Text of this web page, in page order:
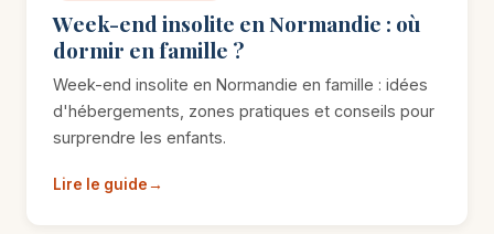
Week-end insolite en Normandie : où
dormir en famille ?
Week-end insolite en Normandie en famille : idées
d'hébergements, zones pratiques et conseils pour
surprendre les enfants.
Lire le guide